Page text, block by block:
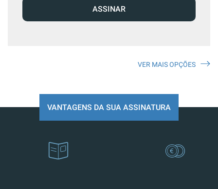
ASSINAR
VER MAIS OPÇÕES
VANTAGENS DA SUA ASSINATURA